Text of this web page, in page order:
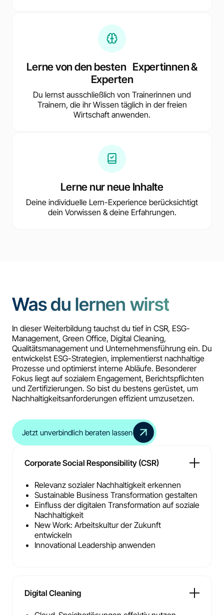
Lerne von den besten Expertinnen &
Experten
Du lernst ausschließlich von Trainerinnen und
Trainern, die ihr Wissen täglich in der freien
Wirtschaft anwenden.
Lerne nur neue Inhalte
Deine individuelle Lern-Experience berücksichtigt
dein Vorwissen & deine Erfahrungen.
Was du lernen wirst
In dieser Weiterbildung tauchst du tief in CSR, ESG-
Management, Green Office, Digital Cleaning,
Qualitätsmanagement und Unternehmensführung ein. Du
entwickelst ESG-Strategien, implementierst nachhaltige
Prozesse und optimierst interne Abläufe. Besonderer
Fokus liegt auf sozialem Engagement, Berichtspflichten
und Zertifizierungen. So bist du bestens gerüstet, um
Nachhaltigkeitsanforderungen effizient umzusetzen.
Jetzt unverbindlich beraten lassen
Corporate Social Responsibility (CSR)
Relevanz sozialer Nachhaltigkeit erkennen
Sustainable Business Transformation gestalten
Einfluss der digitalen Transformation auf soziale
Nachhaltigkeit
New Work: Arbeitskultur der Zukunft
entwickeln
Innovational Leadership anwenden
Digital Cleaning